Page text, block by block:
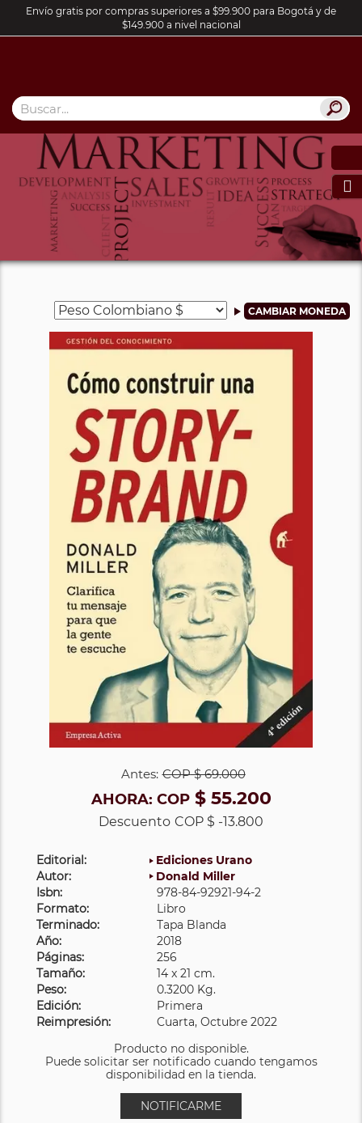
Envío gratis por compras superiores a $99.900 para Bogotá y de
$149.900 a nivel nacional

Antes: COP$ 69.000
AHORA: COP$ 55.200
Descuento COP $ -13.800
Editorial:
Ediciones Urano
Autor:
Donald Miller
Isbn:
978-84-92921-94-2
Formato:
Libro
Terminado:
Tapa Blanda
Año:
2018
Páginas:
256
Tamaño:
14 x 21 cm.
Peso:
0.3200 Kg.
Edición:
Primera
Reimpresión:
Cuarta, Octubre 2022
Producto no disponible.
Puede solicitar ser notificado cuando tengamos
disponibilidad en la tienda.
NOTIFICARME